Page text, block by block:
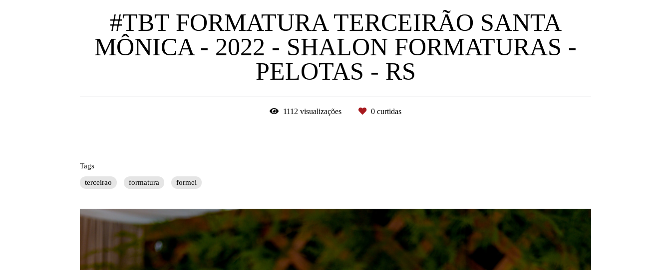
#TBT FORMATURA TERCEIRÃO SANTA
MÔNICA - 2022 - SHALON FORMATURAS -
PELOTAS - RS
1112 visualizações 0 curtidas
Tags
terceirao formatura formei